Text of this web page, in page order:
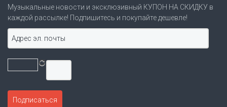
Музыкальные новости и эксклюзивный КУПОН НА СКИДКУ в
каждой рассылке! Подпишитесь и покупайте дешевле!